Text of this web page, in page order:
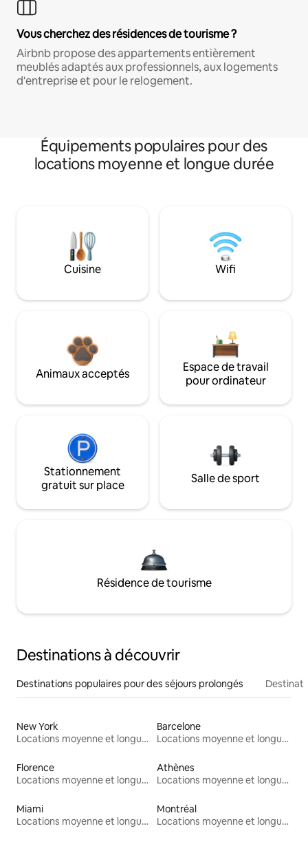
Vous cherchez des résidences de tourisme ?
Airbnb propose des appartements entièrement
meublés adaptés aux professionnels, aux logements
d'entreprise et pour le relogement.
Équipements populaires pour des
locations moyenne et longue durée
Cuisine Wifi
Animaux acceptés
Espace de travail
pour ordinateur
Stationnement
gratuit sur place
Salle de sport
Résidence de tourisme
Destinations à découvrir
Destinations populaires pour des séjours prolongés
New York
Locations moyenne et longue durée
Barcelone
Locations moyenne et longue durée
Florence
Locations moyenne et longue durée
Athènes
Locations moyenne et longue durée
Miami
Locations moyenne et longue durée
Montréal
Locations moyenne et longue durée